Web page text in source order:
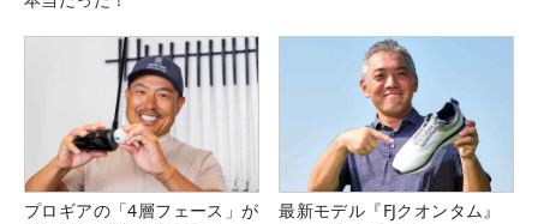
プロギアの「4層フェース」が
最新モデル『FJクオンタム』